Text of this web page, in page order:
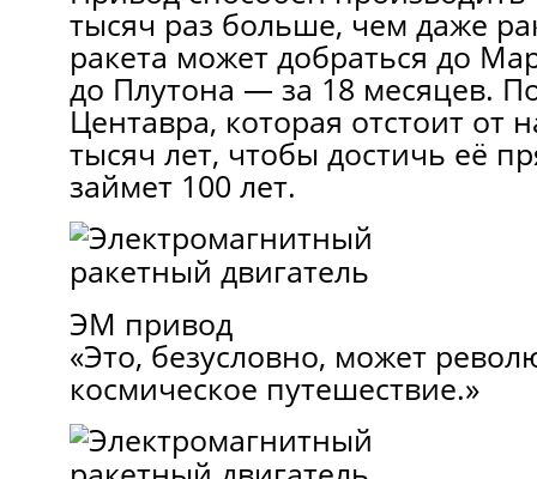
тысяч раз больше, чем даже
ракета может добраться до
до Плутона — за 18 месяцев.
Центавра, которая отстоит от
тысяч лет, чтобы достичь её
займет 100 лет.
ЭМ привод
«Это, безусловно, может
космическое путешествие.»